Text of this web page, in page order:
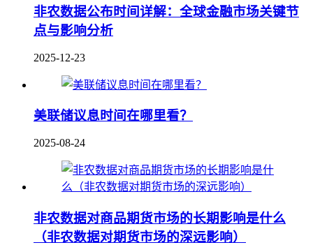
非农数据公布时间详解：全球金融市场关键节
点与影响分析
2025-12-23
美联储议息时间在哪里看？
2025-08-24
非农数据对商品期货市场的长期影响是什么
（非农数据对期货市场的深远影响）